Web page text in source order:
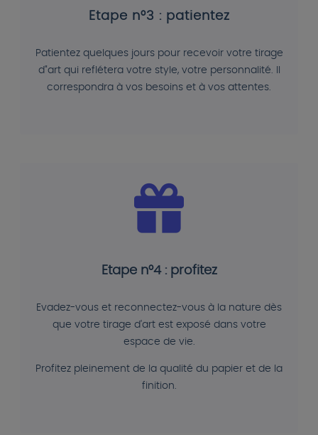
Etape n°3 : patientez
Patientez quelques jours pour recevoir votre tirage
d"art qui reflétera votre style, votre personnalité. Il
correspondra à vos besoins et à vos attentes.
Etape n°4 : profitez
Evadez-vous et reconnectez-vous à la nature dès
que votre tirage d'art est exposé dans votre
espace de vie.
Profitez pleinement de la qualité du papier et de la
finition.